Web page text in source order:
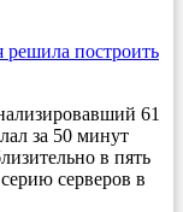
решила построить
61
за 50 минут
в пять
серверов в